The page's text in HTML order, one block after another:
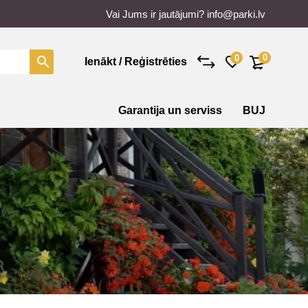
Vai Jums ir jautājumi? info@parki.lv
Ienākt / Reģistrēties 0 0
Garantija un serviss BUJ